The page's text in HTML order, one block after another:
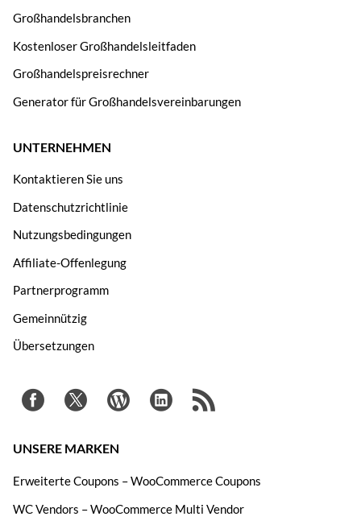
Großhandelsbranchen
Kostenloser Großhandelsleitfaden
Großhandelspreisrechner
Generator für Großhandelsvereinbarungen
UNTERNEHMEN
Kontaktieren Sie uns
Datenschutzrichtlinie
Nutzungsbedingungen
Affiliate-Offenlegung
Partnerprogramm
Gemeinnützig
Übersetzungen
UNSERE MARKEN
Erweiterte Coupons – WooCommerce Coupons
WC Vendors – WooCommerce Multi Vendor